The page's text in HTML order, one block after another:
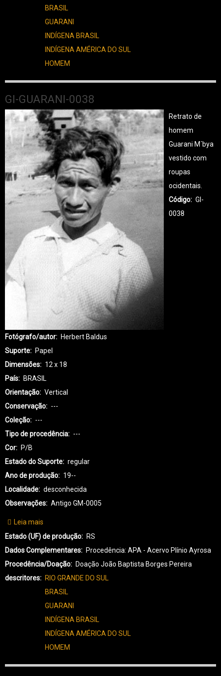
BRASIL
GUARANI
INDÍGENA BRASIL
INDÍGENA AMÉRICA DO SUL
HOMEM
GI-GUARANI-0038
Retrato de
homem
Guarani M´bya
vestido com
roupas
ocidentais.
Código
GI-
0038
Fotógrafo/autor
Herbert Baldus
Suporte
Papel
Dimensões
12 x 18
País
BRASIL
Orientação
Vertical
Conservação
---
Coleção
---
Tipo de procedência
---
Cor
P/B
Estado do Suporte
regular
Ano de produção
19--
Localidade
desconhecida
Observações
Antigo GM-0005
Leia mais
GI-
GUARANI-
0038
Estado (UF) de produção
RS
Dados Complementares
Procedência: APA - Acervo Plínio Ayrosa
Procedência/Doação
Doação João Baptista Borges Pereira
descritores
RIO GRANDE DO SUL
BRASIL
GUARANI
INDÍGENA BRASIL
INDÍGENA AMÉRICA DO SUL
HOMEM